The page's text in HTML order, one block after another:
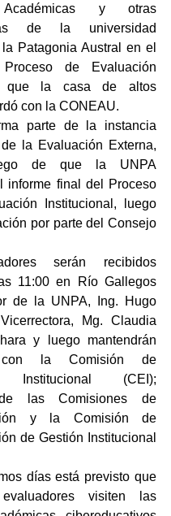
Académicas y otras
de la universidad
Patagonia Austral en el
de Evaluación
que la casa de altos
con la CONEAU.
parte de la instancia
la Evaluación Externa,
de que la UNPA
informe final del Proceso
Institucional, luego
por parte del Consejo
serán recibidos
11:00 en Río Gallegos
de la UNPA, Ing. Hugo
Mg. Claudia
y luego mantendrán
con la Comisión de
Institucional (CEI);
las Comisiones de
y la Comisión de
de Gestión Institucional
días está previsto que
visiten las